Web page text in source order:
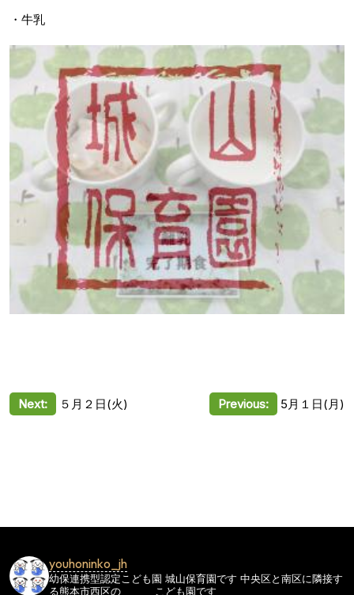
・牛乳
投
ー
ョ
Previous: 5月１日(月)
Next: ５月２日(火)
youhoninko_jh
幼保連携型認定こども園 城山保育園です 中央区と南区に隣接す
る熊本市西区の
こども園です